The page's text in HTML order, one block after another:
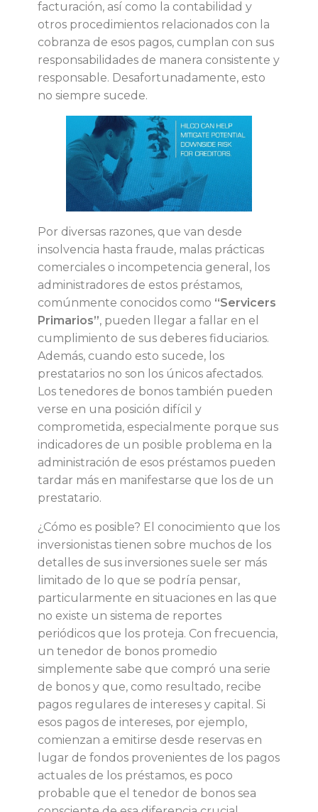
c
p
s
y
s
u
s
u
o
s
b
n
d
facturación, así como la contabilidad y
otros procedimientos relacionados con la
cobranza de esos pagos, cumplan con sus
responsabilidades de manera consistente y
responsable. Desafortunadamente, esto
no siempre sucede.
Por diversas razones, que van desde
insolvencia hasta fraude, malas prácticas
comerciales o incompetencia general, los
administradores de estos préstamos,
comúnmente conocidos como “Servicers
Primarios”, pueden llegar a fallar en el
cumplimiento de sus deberes fiduciarios.
Además, cuando esto sucede, los
prestatarios no son los únicos afectados.
Los tenedores de bonos también pueden
verse en una posición difícil y
comprometida, especialmente porque sus
indicadores de un posible problema en la
administración de esos préstamos pueden
tardar más en manifestarse que los de un
prestatario.
¿Cómo es posible? El conocimiento que los
inversionistas tienen sobre muchos de los
detalles de sus inversiones suele ser más
limitado de lo que se podría pensar,
particularmente en situaciones en las que
no existe un sistema de reportes
periódicos que los proteja. Con frecuencia,
un tenedor de bonos promedio
simplemente sabe que compró una serie
de bonos y que, como resultado, recibe
pagos regulares de intereses y capital. Si
esos pagos de intereses, por ejemplo,
comienzan a emitirse desde reservas en
lugar de fondos provenientes de los pagos
actuales de los préstamos, es poco
probable que el tenedor de bonos sea